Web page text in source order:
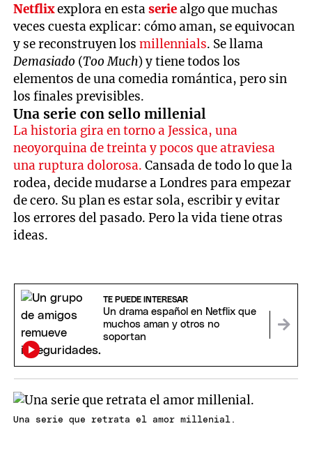
Netflixexplora en estaseriealgo que muchas
veces cuesta explicar: cómo aman, se equivocan
y se reconstruyen losmillennials. Se llama
Demasiado (Too Much) y tiene todos los
elementos de una comedia romántica, pero sin
los finales previsibles.
Una serie con sello millenial
La historia gira en torno a Jessica, una
neoyorquina de treinta y pocos que atraviesa
una ruptura dolorosa.Cansada de todo lo que la
rodea, decide mudarse a Londres para empezar
de cero. Su plan es estar sola, escribir y evitar
los errores del pasado. Pero la vida tiene otras
ideas.
TE PUEDE INTERESAR
Un drama español en Netflix que
muchos aman y otros no
soportan
Una serie que retrata el amor millenial.